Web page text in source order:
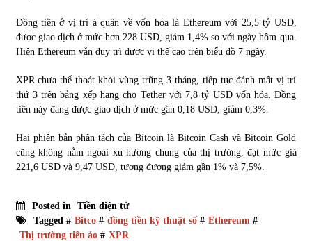
Đồng tiền ở vị trí á quân về vốn hóa là Ethereum với 25,5 tỷ USD,
được giao dịch ở mức hơn 228 USD, giảm 1,4% so với ngày hôm qua.
Hiện Ethereum vẫn duy trì được vị thế cao trên biểu đồ 7 ngày.
XPR chưa thể thoát khỏi vùng trũng 3 tháng, tiếp tục đánh mất vị trí
thứ 3 trên bảng xếp hạng cho Tether với 7,8 tỷ USD vốn hóa. Đồng
tiền này đang được giao dịch ở mức gần 0,18 USD, giảm 0,3%.
Hai phiên bản phân tách của Bitcoin là Bitcoin Cash và Bitcoin Gold
cũng không nằm ngoài xu hướng chung của thị trường, đạt mức giá
221,6 USD và 9,47 USD, tương đương giảm gần 1% và 7,5%.
Posted in
Tiền điện tử
Tagged # Bitco# đồng tiền kỹ thuật số# Ethereum #
Thị trường tiền ảo# XPR